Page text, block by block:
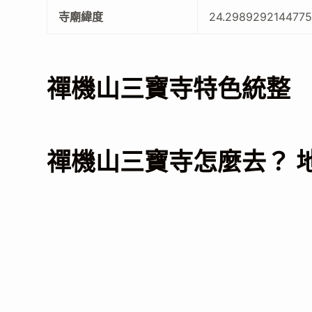
寺廟緯度 24.2989292144775
禪機山三寶寺特色統整
禪機山三寶寺怎麼去？